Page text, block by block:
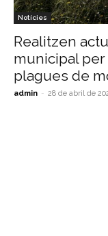
Notícies
Realitzen
municipal
plagues de
admin - 28 de abril de